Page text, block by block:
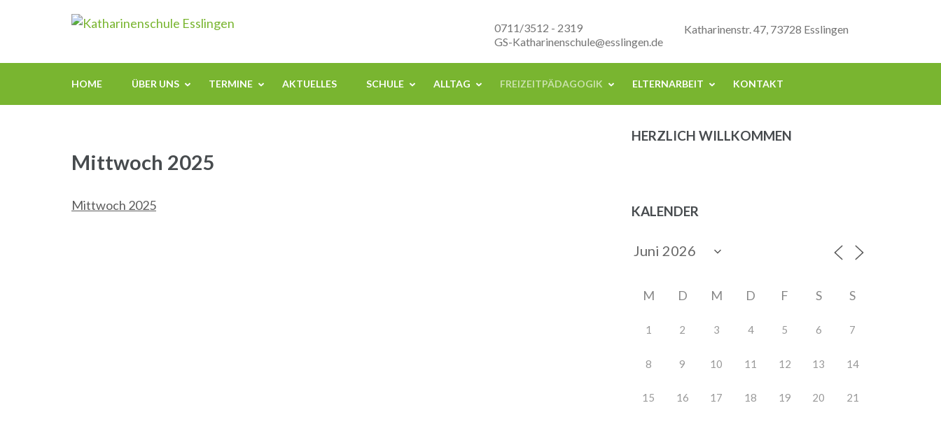
(Enter
Katharinenstr. 47, 73728 Esslingen
0711/3512 - 2319
GS-Katharinenschule@esslingen.de
HOME ÜBER UNS TERMINE AKTUELLES SCHULE ALLTAG FREIZEITPÄDAGOGIK ELTERNARBEIT KONTAKT
Mittwoch 2025
Mittwoch 2025
HERZLICH WILLKOMMEN
KALENDER
M D M D F S S
1 2 3 4 5 6 7
8 9 10 11 12 13 14
15 16 17 18 19 20 21